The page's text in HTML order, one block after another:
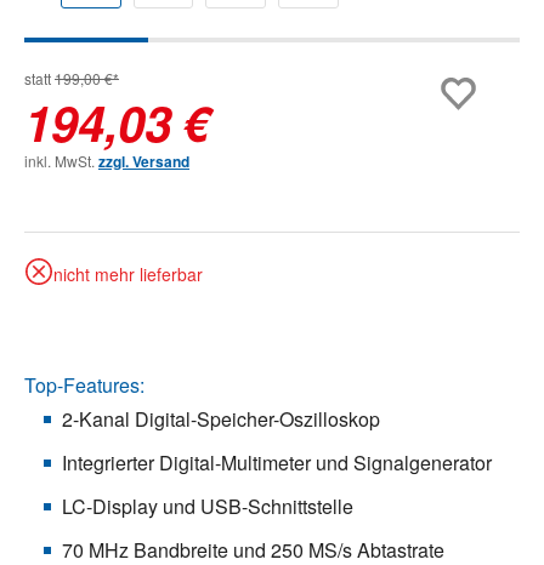
statt199,00 €*
194,03 €
inkl. MwSt. zzgl. Versand
nicht mehr lieferbar
Top-Features:
2-Kanal Digital-Speicher-Oszilloskop
Integrierter Digital-Multimeter und Signalgenerator
LC-Display und USB-Schnittstelle
70 MHz Bandbreite und 250 MS/s Abtastrate